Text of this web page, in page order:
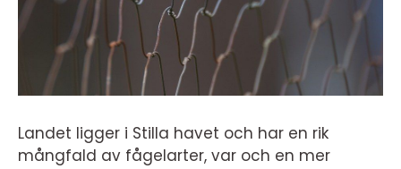
Landet ligger i Stilla havet och har en rik
mångfald av fågelarter, var och en mer